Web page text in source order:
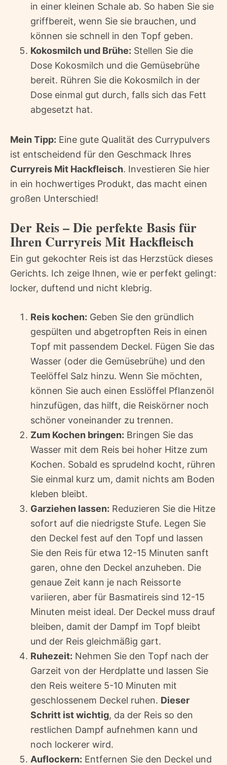
in einer kleinen Schale ab. So haben Sie sie
griffbereit, wenn Sie sie brauchen, und
können sie schnell in den Topf geben.
Kokosmilch und Brühe: Stellen Sie die
Dose Kokosmilch und die Gemüsebrühe
bereit. Rühren Sie die Kokosmilch in der
Dose einmal gut durch, falls sich das Fett
abgesetzt hat.
Mein Tipp: Eine gute Qualität des Currypulvers
ist entscheidend für den Geschmack Ihres
Curryreis Mit Hackfleisch. Investieren Sie hier
in ein hochwertiges Produkt, das macht einen
großen Unterschied!
Der Reis – Die perfekte Basis für
Ihren Curryreis Mit Hackfleisch
Ein gut gekochter Reis ist das Herzstück dieses
Gerichts. Ich zeige Ihnen, wie er perfekt gelingt:
locker, duftend und nicht klebrig.
Reis kochen: Geben Sie den gründlich
gespülten und abgetropften Reis in einen
Topf mit passendem Deckel. Fügen Sie das
Wasser (oder die Gemüsebrühe) und den
Teelöffel Salz hinzu. Wenn Sie möchten,
können Sie auch einen Esslöffel Pflanzenöl
hinzufügen, das hilft, die Reiskörner noch
schöner voneinander zu trennen.
Zum Kochen bringen: Bringen Sie das
Wasser mit dem Reis bei hoher Hitze zum
Kochen. Sobald es sprudelnd kocht, rühren
Sie einmal kurz um, damit nichts am Boden
kleben bleibt.
Garziehen lassen: Reduzieren Sie die Hitze
sofort auf die niedrigste Stufe. Legen Sie
den Deckel fest auf den Topf und lassen
Sie den Reis für etwa 12-15 Minuten sanft
garen, ohne den Deckel anzuheben. Die
genaue Zeit kann je nach Reissorte
variieren, aber für Basmatireis sind 12-15
Minuten meist ideal. Der Deckel muss drauf
bleiben, damit der Dampf im Topf bleibt
und der Reis gleichmäßig gart.
Ruhezeit: Nehmen Sie den Topf nach der
Garzeit von der Herdplatte und lassen Sie
den Reis weitere 5-10 Minuten mit
geschlossenem Deckel ruhen. Dieser
Schritt ist wichtig, da der Reis so den
restlichen Dampf aufnehmen kann und
noch lockerer wird.
Auflockern: Entfernen Sie den Deckel und